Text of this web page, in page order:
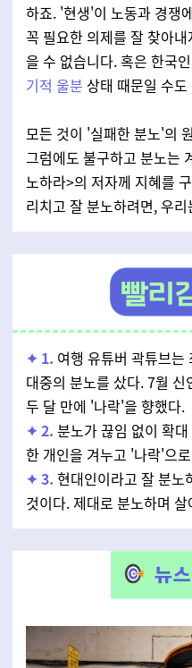
하죠. '현생'이 노동과 경쟁
꼭 필요한 의제를 잘 찾아
을 수 없습니다. 혹은 한국
기적 울분 상태 때문일 수
모든 것이 '실패한 분노'의
그럼에도 불구하고 분노는
노하라>의 저자께 지혜를
리치고 잘 분노하려면, 우
✦ 1. 여행 유튜버 곽튜브는
대중의 분노를 샀다. 7월
두 달 만에 '나락'을 향했다.
✦2. 분노가 끊임 없이 확
한 개인을 겨누고 '나락'으
✦3. 현대인이라고 잘 분노
것이다. 제대로 분노하며